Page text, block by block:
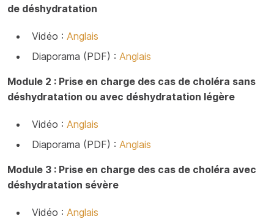
de déshydratation
Vidéo : Anglais
Diaporama (PDF) : Anglais
Module 2 : Prise en charge des cas de choléra sans
déshydratation ou avec déshydratation légère
Vidéo : Anglais
Diaporama (PDF) : Anglais
Module 3 : Prise en charge des cas de choléra avec
déshydratation sévère
Vidéo : Anglais